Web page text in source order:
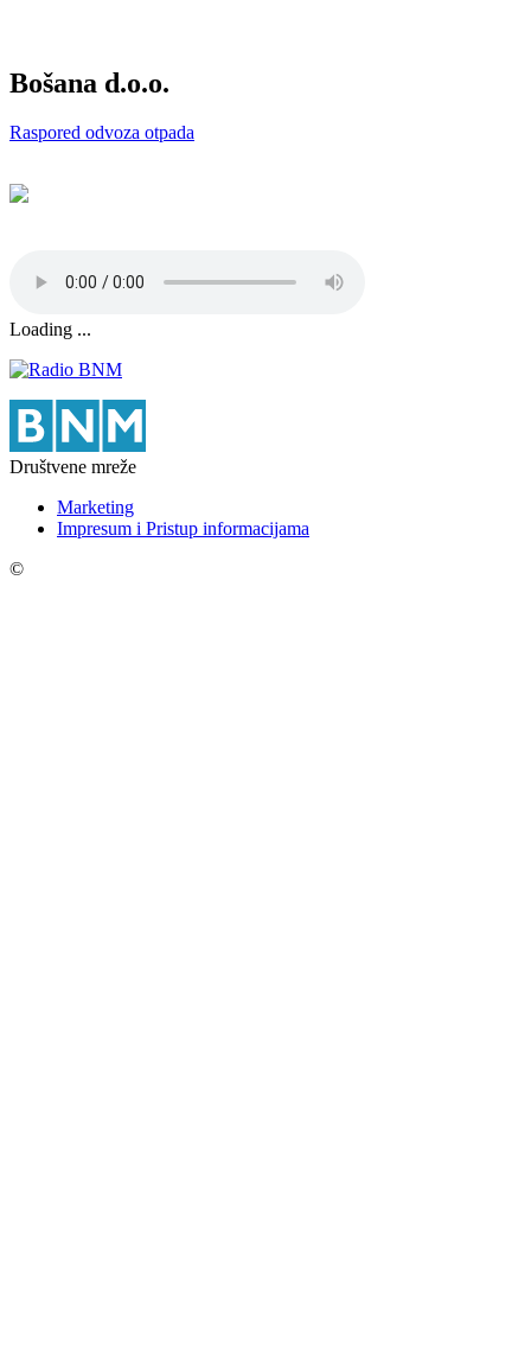
Bošana d.o.o.
Raspored odvoza otpada
Loading ...
Društvene mreže
Marketing
Impresum i Pristup informacijama
©